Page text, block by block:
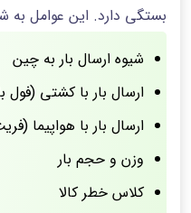
بستگی دارد. این عوامل به
شیوه ارسال بار به چین
ارسال بار با کشتی (فول
ارسال بار با هواپیما
وزن و حجم بار
کلاس خطر کالا